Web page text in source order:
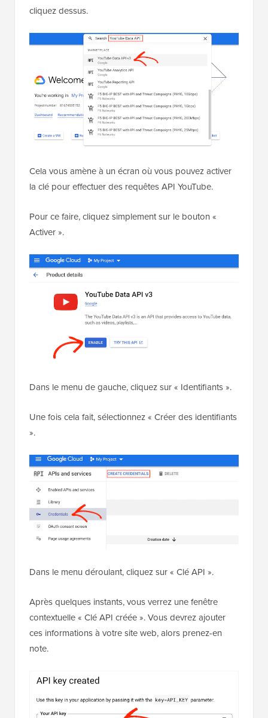
cliquez dessus.
Cela vous amène à un écran où vous pouvez activer
la clé pour effectuer des requêtes API YouTube.
Pour ce faire, cliquez simplement sur le bouton «
Activer ».
Dans le menu de gauche, cliquez sur « Identifiants ».
Une fois cela fait, sélectionnez « Créer des identifiants
».
Dans le menu déroulant, cliquez sur « Clé API ».
Après quelques instants, vous verrez une fenêtre
contextuelle « Clé API créée ». Vous devrez ajouter
ces informations à votre site web, alors prenez-en
note.